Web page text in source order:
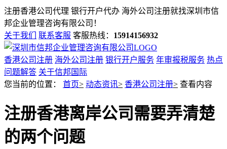
注册香港公司代理 银行开户代办 海外公司注册就找深圳市信
邦企业管理咨询有限公司！
关于我们
联系客服 客服热线： 15914156932
香港公司注册 海外公司注册 银行开户服务 年审报税服务 热点
问题解答 关于信邦国际
您当前的位置： 首页> 动态资讯> 香港公司注册> 查看内容
注册香港离岸公司需要弄清楚
的两个问题